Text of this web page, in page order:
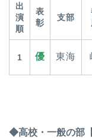
出
演
順
表
彰
支部
1 優 東海
◆高校・一般の部